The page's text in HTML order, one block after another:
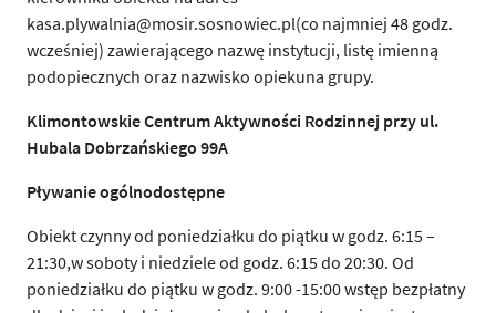
kasa.plywalnia@mosir.sosnowiec.pl(co najmniej 48 godz.
wcześniej) zawierającego nazwę instytucji, listę imienną
podopiecznych oraz nazwisko opiekuna grupy.
Klimontowskie Centrum Aktywności Rodzinnej przy ul.
Hubala Dobrzańskiego 99A
Pływanie ogólnodostępne
Obiekt czynny od poniedziałku do piątku w godz. 6:15 –
21:30,w soboty i niedziele od godz. 6:15 do 20:30. Od
poniedziałku do piątku w godz. 9:00 -15:00 wstęp bezpłatny